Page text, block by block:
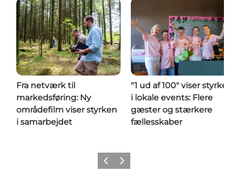
Fra netværk til
markedsføring: Ny
områdefilm viser styrken
i samarbejdet
"1 ud af 100" viser
i lokale events: Flere
gæster og stærkere
fællesskaber
ForrigeNæste